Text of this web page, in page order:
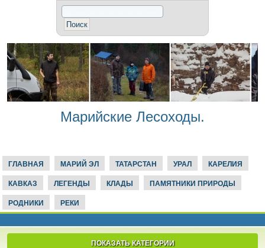
Марийские Лесоходы.
ГЛАВНАЯ МАРИЙ ЭЛ ТАТАРСТАН УРАЛ КАРЕЛИЯ
КАВКАЗ ЛЕГЕНДЫ КЛАДЫ ПАМЯТНИКИ ПРИРОДЫ
РОДНИКИ РЕКИ
ПОКАЗАТЬ КАТЕГОРИИ